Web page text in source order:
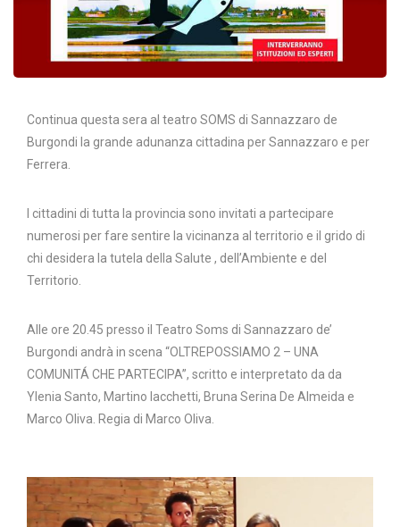
Continua questa sera al teatro SOMS di Sannazzaro de
Burgondi la grande adunanza cittadina per Sannazzaro e per
Ferrera.
I cittadini di tutta la provincia sono invitati a partecipare
numerosi per fare sentire la vicinanza al territorio e il grido di
chi desidera la tutela della Salute , dell’Ambiente e del
Territorio.
Alle ore 20.45 presso il Teatro Soms di Sannazzaro de’
Burgondi andrà in scena “OLTREPOSSIAMO 2 – UNA
COMUNITÁ CHE PARTECIPA”, scritto e interpretato da da
Ylenia Santo, Martino Iacchetti, Bruna Serina De Almeida e
Marco Oliva. Regia di Marco Oliva.